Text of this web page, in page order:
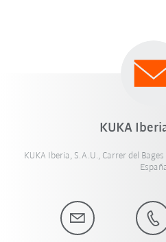
KUKA
KUKA Iberia, S.A.U., Carrer del
España